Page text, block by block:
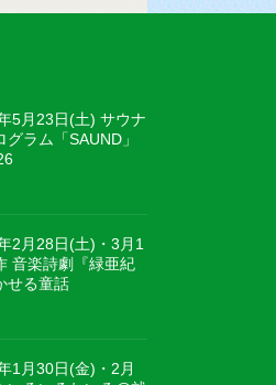
5月23日(土) サウナ
ラム「SAUND」
2月28日(土)・3月1
音楽詩劇『緑亜紀
せる童話
1月30日(金)・2月